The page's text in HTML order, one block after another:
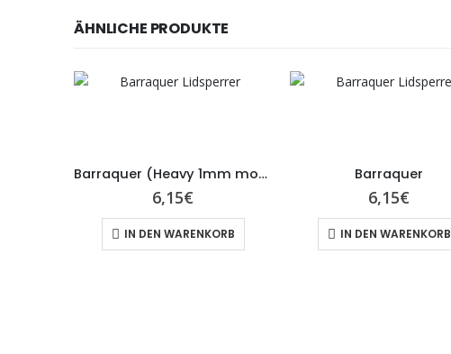
ÄHNLICHE PRODUKTE
Barraquer (Heavy 1mm model)
6,15€
IN DEN WARENKORB
Barraquer
6,15€
IN DEN WARENKORB